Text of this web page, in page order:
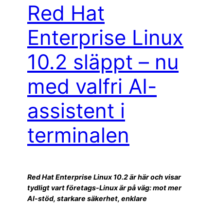
Red Hat
Enterprise Linux
10.2 släppt – nu
med valfri AI-
assistent i
terminalen
Red Hat Enterprise Linux 10.2 är här och visar
tydligt vart företags-Linux är på väg: mot mer
AI-stöd, starkare säkerhet, enklare